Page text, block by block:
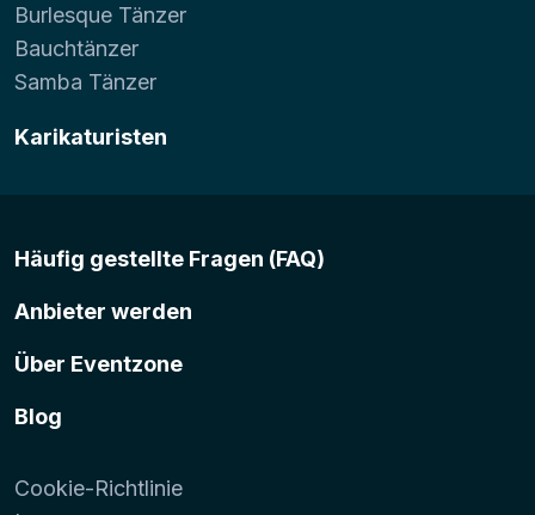
Burlesque Tänzer
Bauchtänzer
Samba Tänzer
Karikaturisten
Häufig gestellte Fragen (FAQ)
Anbieter werden
Über Eventzone
Blog
Cookie-Richtlinie